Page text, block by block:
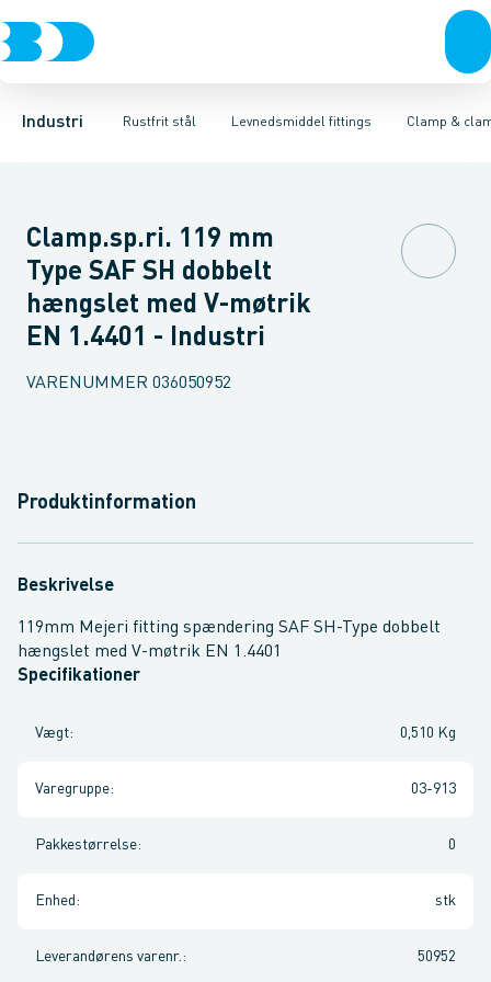
Industri Rustfrit stål
VentilerRustfrit stålSort stålGalvaniseret stål PlastIndustri
Levnedsmiddel fittings
Svejsefittings ASTM svejsefittingsLevnedsmiddel fittings
Clamp &
Bøjninger T-stykker Excentriske reduktionerKoncentriske
Clamp.sp.ri. 119 mm
Type SAF SH dobbelt
hængslet med V-møtrik
EN 1.4401 - Industri
VARENUMMER 036050952
Produktinformation
Beskrivelse
119mm Mejeri fitting spændering SAF SH-Type dobbelt
hængslet med V-møtrik EN 1.4401
Specifikationer
Vægt: 0,510 Kg
Varegruppe: 03-913
Pakkestørrelse: 0
Enhed : stk
Leverandørens varenr. : 50952